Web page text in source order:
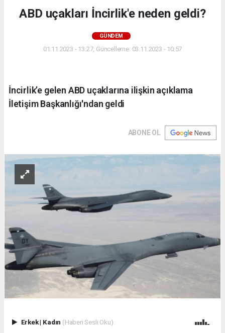
ABD uçakları İncirlik'e neden geldi?
GÜNDEM
01.11.2023 - 13:27, Güncelleme: 03.11.2023 - 10:57
İncirlik’e gelen ABD uçaklarına ilişkin açıklama
İletişim Başkanlığı'ndan geldi
ABONE OL
Erkek| Kadın (Haberi Sesli Oku)